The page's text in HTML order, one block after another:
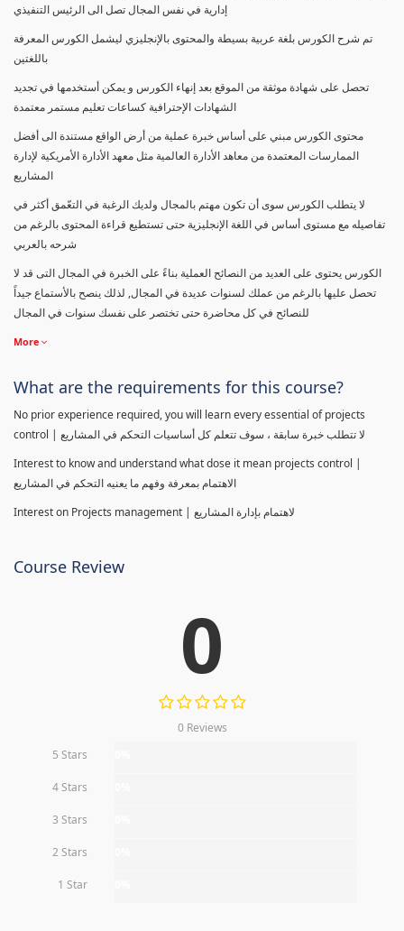
إدارية في نفس المجال تصل الى الرئيس التنفيذي
تم شرح الكورس بلغة عربية بسيطة والمحتوى بالإنجليزي ليشمل الكورس المعرفة
باللغتين
تحصل على شهادة موثقة من الموقع بعد إنهاء الكورس و يمكن أستخدمها في تجديد
الشهادات الإحترافية كساعات تعليم مستمر معتمدة
محتوى الكورس مبني على أساس خبرة عملية من أرض الواقع مستندة الى أفضل
الممارسات المعتمدة من معاهد الأدارة العالمية مثل معهد الأدارة الأمريكية لإدارة
المشاريع
لا يتطلب الكورس سوى أن تكون مهتم بالمجال ولديك الرغبة في التعّمق أكثر في
تفاصيله مع مستوى أساس في اللغة الإنجليزية حتى تستطيع قراءة المحتوى بالرغم من
شرحه بالعربي
الكورس يحتوى على العديد من النصائح العملية بناءً على الخبرة في المجال التى قد لا
تحصل عليها بالرغم من عملك لسنوات عديدة في المجال, لذلك ينصح بالأستماع جيداً
للنصائح في كل محاضرة حتى تختصر على نفسك سنوات في المجال
More
What are the requirements for this course?
No prior experience required, you will learn every essential of projects
control | لا تتطلب خبرة سابقة ، سوف تتعلم كل أساسيات التحكم في المشاريع
Interest to know and understand what dose it mean projects control |
الاهتمام بمعرفة وفهم ما يعنيه التحكم في المشاريع
Interest on Projects management | لاهتمام بإدارة المشاريع
Course Review
0
0 Reviews
5 Stars
4 Stars
3 Stars
2 Stars
1 Star